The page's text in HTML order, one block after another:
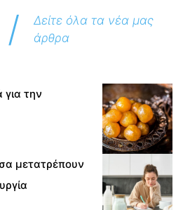
/
Δείτε όλα τα νέα μας
άρθρα
για την
μετατρέπουν